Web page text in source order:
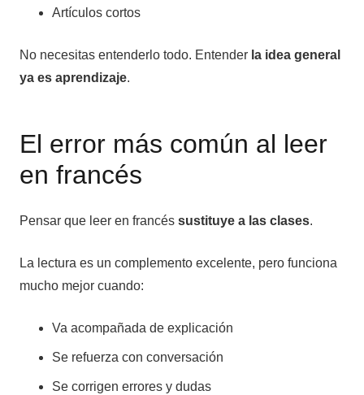
Artículos cortos
No necesitas entenderlo todo. Entender la idea general
ya es aprendizaje.
El error más común al leer
en francés
Pensar que leer en francés sustituye a las clases.
La lectura es un complemento excelente, pero funciona
mucho mejor cuando:
Va acompañada de explicación
Se refuerza con conversación
Se corrigen errores y dudas